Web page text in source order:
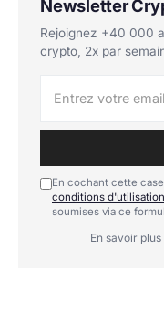
Newsletter
Rejoignez +40 000
crypto, 2x par
En cochant cette
conditions d'utilisation
soumises via ce
En savoir